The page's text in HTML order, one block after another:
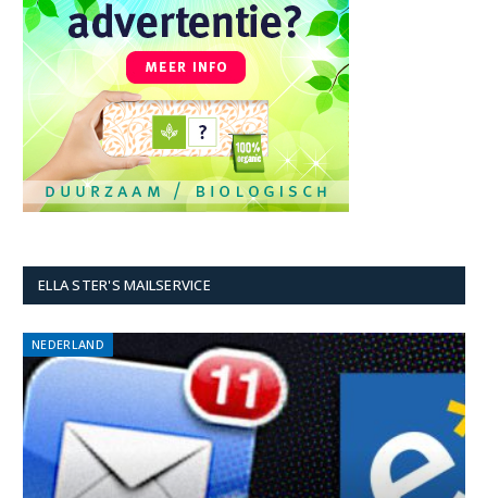
ELLA STER'S MAILSERVICE
NEDERLAND